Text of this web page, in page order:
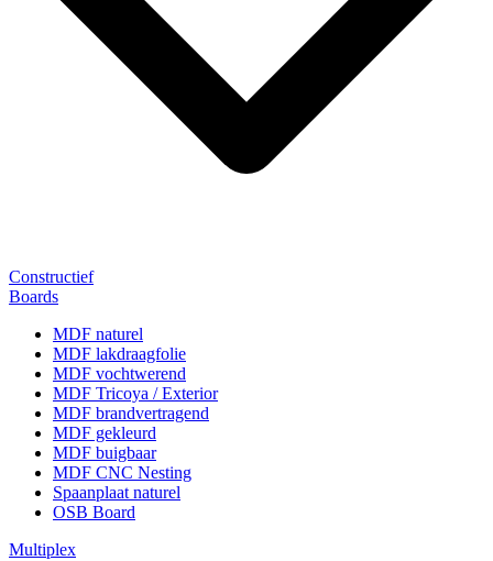
Constructief
Boards
MDF naturel
MDF lakdraagfolie
MDF vochtwerend
MDF Tricoya / Exterior
MDF brandvertragend
MDF gekleurd
MDF buigbaar
MDF CNC Nesting
Spaanplaat naturel
OSB Board
Multiplex